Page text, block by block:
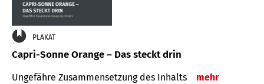
PLAKAT
Capri-Sonne Orange – Das steckt drin
Ungefähre Zu­sammen­setzung des Inhalts mehr